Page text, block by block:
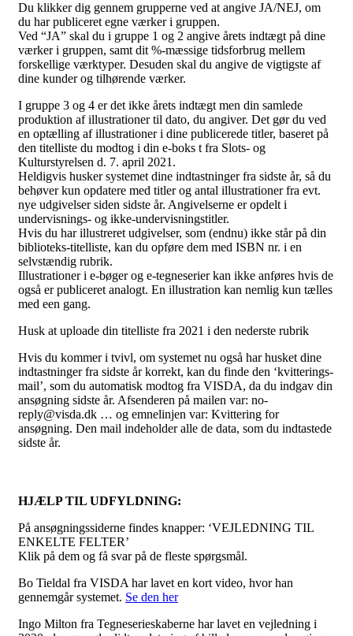
Du klikker dig gennem grupperne ved at angive JA/NEJ, om
du har publiceret egne værker i gruppen.
Ved “JA” skal du i gruppe 1 og 2 angive årets indtægt på dine
værker i gruppen, samt dit %-mæssige tidsforbrug mellem
forskellige værktyper. Desuden skal du angive de vigtigste af
dine kunder og tilhørende værker.
I gruppe 3 og 4 er det ikke årets indtægt men din samlede
produktion af illustrationer til dato, du angiver. Det gør du ved
en optælling af illustrationer i dine publicerede titler, baseret på
den titelliste du modtog i din e-boks t fra Slots- og
Kulturstyrelsen d. 7. april 2021.
Heldigvis husker systemet dine indtastninger fra sidste år, så du
behøver kun opdatere med titler og antal illustrationer fra evt.
nye udgivelser siden sidste år. Angivelserne er opdelt i
undervisnings- og ikke-undervisningstitler.
Hvis du har illustreret udgivelser, som (endnu) ikke står på din
biblioteks-titelliste, kan du opføre dem med ISBN nr. i en
selvstændig rubrik.
Illustrationer i e-bøger og e-tegneserier kan ikke anføres hvis de
også er publiceret analogt. En illustration kan nemlig kun tælles
med een gang.
Husk at uploade din titelliste fra 2021 i den nederste rubrik
Hvis du kommer i tvivl, om systemet nu også har husket dine
indtastninger fra sidste år korrekt, kan du finde den ‘kvitterings-
mail’, som du automatisk modtog fra VISDA, da du indgav din
ansøgning sidste år. Afsenderen på mailen var: no-
reply@visda.dk … og emnelinjen var: Kvittering for
ansøgning. Den mail indeholder alle de data, som du indtastede
sidste år.
HJÆLP TIL UDFYLDNING:
På ansøgningssiderne findes knapper: ‘VEJLEDNING TIL
ENKELTE FELTER’
Klik på dem og få svar på de fleste spørgsmål.
Bo Tieldal fra VISDA har lavet en kort video, hvor han
gennemgår systemet. Se den her
Ingo Milton fra Tegneserieskaberne har lavet en vejledning i